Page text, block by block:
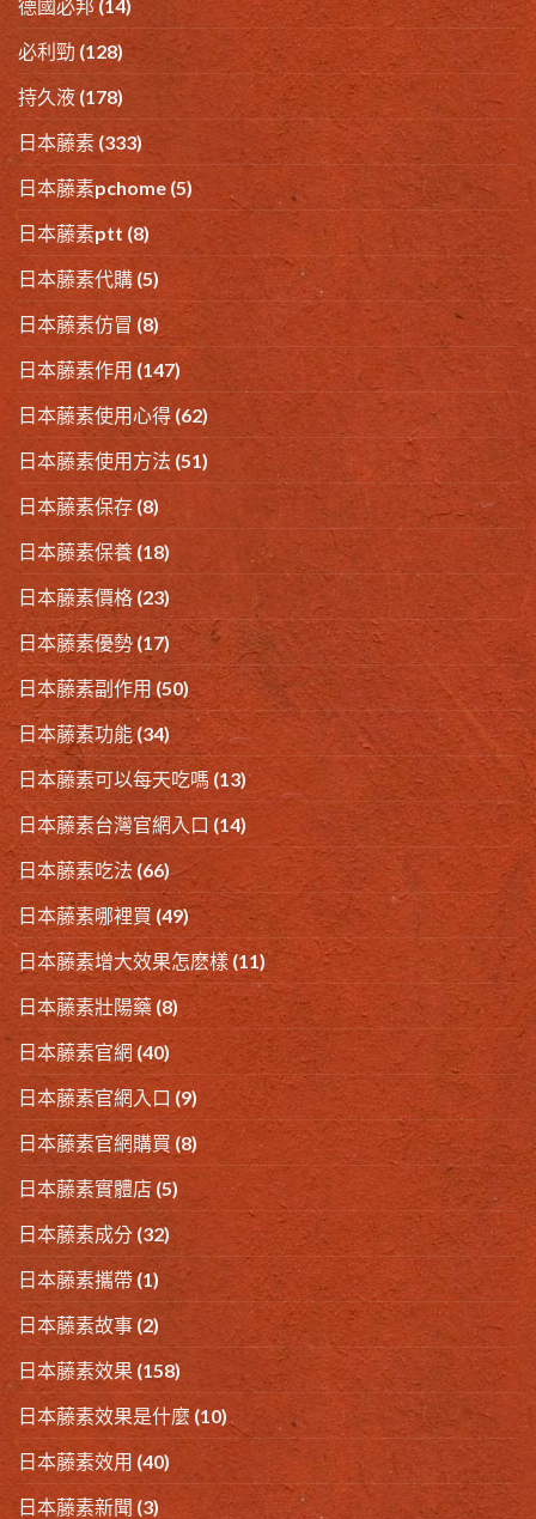
德國必邦 (14)
必利勁 (128)
持久液 (178)
日本藤素 (333)
日本藤素pchome (5)
日本藤素ptt (8)
日本藤素代購 (5)
日本藤素仿冒 (8)
日本藤素作用 (147)
日本藤素使用心得 (62)
日本藤素使用方法 (51)
日本藤素保存 (8)
日本藤素保養 (18)
日本藤素價格 (23)
日本藤素優勢(17)
日本藤素副作用(50)
日本藤素功能(34)
日本藤素可以每天吃嗎 (13)
日本藤素台灣官網入口 (14)
日本藤素吃法 (66)
日本藤素哪裡買 (49)
日本藤素增大效果怎麽樣(11)
日本藤素壯陽藥 (8)
日本藤素官網 (40)
日本藤素官網入口 (9)
日本藤素官網購買 (8)
日本藤素實體店 (5)
日本藤素成分 (32)
日本藤素攜帶 (1)
日本藤素故事 (2)
日本藤素效果 (158)
日本藤素效果是什麼 (10)
日本藤素效用 (40)
日本藤素新聞 (3)